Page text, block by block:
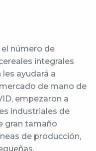
el número de
integrales
ayudará a
de mano de
empezaron a
industriales de
gran tamaño
de producción,